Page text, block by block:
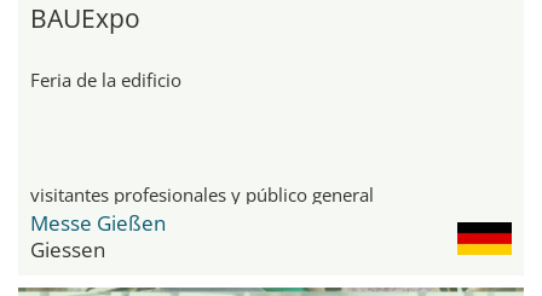
BAUExpo
Feria de la edificio
visitantes profesionales y público general
Messe Gießen
Giessen